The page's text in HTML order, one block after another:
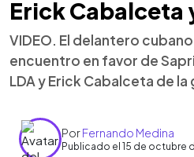
Erick Cabalceta
VIDEO. El delantero
encuentro en favor de
LDA y Erick Cabalceta de la
PorFernando Medina
Publicado el 15 de octubre